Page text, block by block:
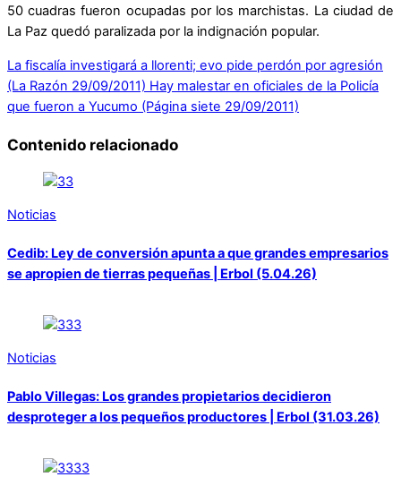
50 cuadras fueron ocupadas por los marchistas. La ciudad de
La Paz quedó paralizada por la indignación popular.
La fiscalía investigará a llorenti; evo pide perdón por agresión
(La Razón 29/09/2011) Hay malestar en oficiales de la Policía
que fueron a Yucumo (Página siete 29/09/2011)
Contenido relacionado
Noticias
Cedib: Ley de conversión apunta a que grandes empresarios
se apropien de tierras pequeñas | Erbol (5.04.26)
Noticias
Pablo Villegas: Los grandes propietarios decidieron
desproteger a los pequeños productores | Erbol (31.03.26)